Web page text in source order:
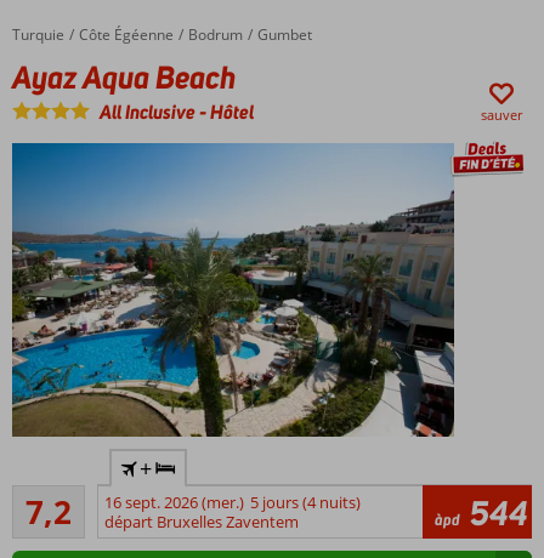
Piscine
avec
toboggans
3
restaurants
amusantes
pour petits
et grands
Accueil
Turquie Côte Égéenne Bodrum Gumbet
Ayaz Aqua Beach
Ayaz Aqua Beach
All Inclusive-Hôtel sauver
et du
centre
de
7,2
Suffisante/bon
87
commentaires
+
16 sept. 2026 (mer.) 5 jours (4 nuits)
départ Bruxelles Zaventem
àpd 544